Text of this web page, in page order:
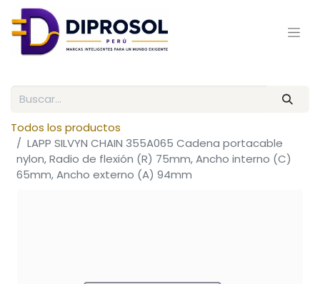
Todos los productos
LAPP SILVYN CHAIN 355A065 Cadena portacable
nylon, Radio de flexión (R) 75mm, Ancho interno (C)
65mm, Ancho externo (A) 94mm